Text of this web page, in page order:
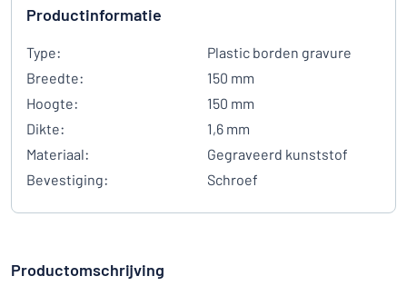
Productinformatie
Type:
Plastic borden gravure
Breedte:
150 mm
Hoogte:
150 mm
Dikte:
1,6 mm
Materiaal:
Gegraveerd kunststof
Bevestiging:
Schroef
Productomschrijving